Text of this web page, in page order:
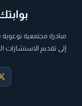
مبادرة مجتمعية
إلى تقديم